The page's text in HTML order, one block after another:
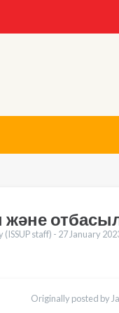
және
staff) - 27 January
Originally posted by